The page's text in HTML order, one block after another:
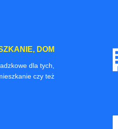
DOM
dla tych,
czy też